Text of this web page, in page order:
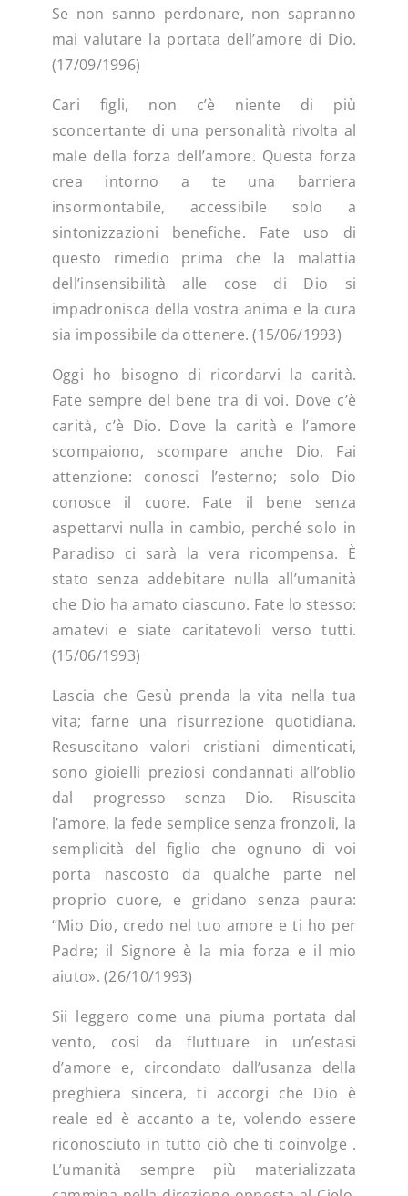
Se non sanno perdonare, non sapranno
mai valutare la portata dell’amore di Dio.
(17/09/1996)
Cari figli, non c’è niente di più
sconcertante di una personalità rivolta al
male della forza dell’amore. Questa forza
crea intorno a te una barriera
insormontabile, accessibile solo a
sintonizzazioni benefiche. Fate uso di
questo rimedio prima che la malattia
dell’insensibilità alle cose di Dio si
impadronisca della vostra anima e la cura
sia impossibile da ottenere. (15/06/1993)
Oggi ho bisogno di ricordarvi la carità.
Fate sempre del bene tra di voi. Dove c’è
carità, c’è Dio. Dove la carità e l’amore
scompaiono, scompare anche Dio. Fai
attenzione: conosci l’esterno; solo Dio
conosce il cuore. Fate il bene senza
aspettarvi nulla in cambio, perché solo in
Paradiso ci sarà la vera ricompensa. È
stato senza addebitare nulla all’umanità
che Dio ha amato ciascuno. Fate lo stesso:
amatevi e siate caritatevoli verso tutti.
(15/06/1993)
Lascia che Gesù prenda la vita nella tua
vita; farne una risurrezione quotidiana.
Resuscitano valori cristiani dimenticati,
sono gioielli preziosi condannati all’oblio
dal progresso senza Dio. Risuscita
l’amore, la fede semplice senza fronzoli, la
semplicità del figlio che ognuno di voi
porta nascosto da qualche parte nel
proprio cuore, e gridano senza paura:
“Mio Dio, credo nel tuo amore e ti ho per
Padre; il Signore è la mia forza e il mio
aiuto». (26/10/1993)
Sii leggero come una piuma portata dal
vento, così da fluttuare in un’estasi
d’amore e, circondato dall’usanza della
preghiera sincera, ti accorgi che Dio è
reale ed è accanto a te, volendo essere
riconosciuto in tutto ciò che ti coinvolge .
L’umanità sempre più materializzata